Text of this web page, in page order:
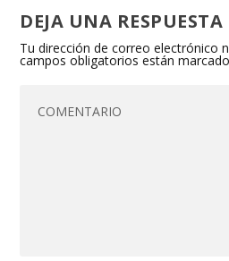
DEJA UNA RESPUESTA
Tu dirección de correo electrónico
campos obligatorios están